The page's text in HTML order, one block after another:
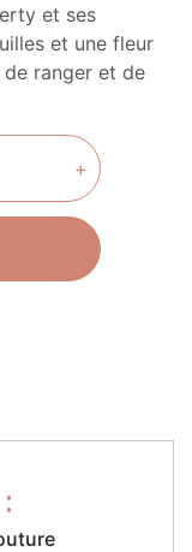
et ses
et une fleur
ranger et de
+